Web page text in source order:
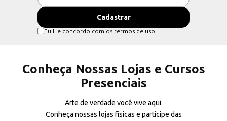
Eu li e concordo com os termos de uso
Conheça Nossas Lojas e Cursos
Presenciais
Arte de verdade você vive aqui.
Conheça nossas lojas físicas e participe das